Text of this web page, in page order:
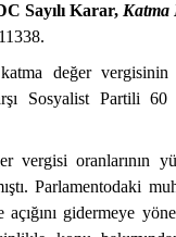
Sayılı Karar, Katma
değer vergisinin
Sosyalist Partili
vergisi oranlarının
Parlamentodaki
açığını gidermeye